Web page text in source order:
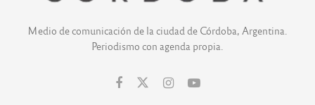
Medio de comunicación de la ciudad de Córdoba, Argentina.
Periodismo con agenda propia.